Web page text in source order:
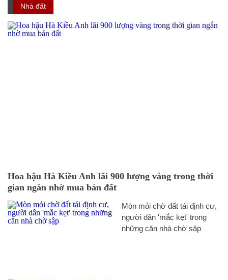
Nhà đất
Hoa hậu Hà Kiều Anh lãi 900 lượng vàng trong thời
gian ngắn nhờ mua bán đất
Mòn mỏi chờ đất tái định cư,
người dân 'mắc kẹt' trong
những căn nhà chờ sập